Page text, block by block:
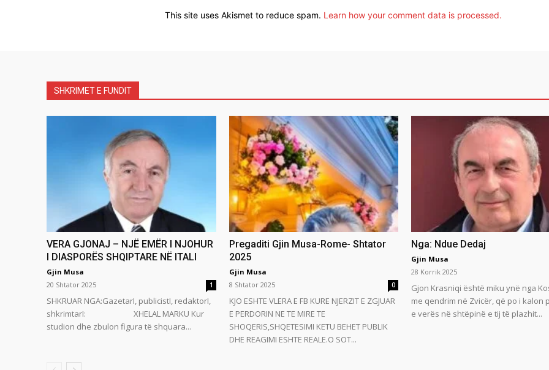
This site uses Akismet to reduce spam. Learn how your comment data is processed.
SHKRIMET E FUNDIT
VERA GJONAJ – NJË EMËR I NJOHUR
I DIASPORËS SHQIPTARE NË ITALI
Gjin Musa
20 Shtator 2025
1
SHKRUAR NGA:GazetarI, publicistI, redaktorI,
shkrimtarI: XHELAL MARKU Kur
studion dhe zbulon figura të shquara...
Pregaditi Gjin Musa-Rome- Shtator
2025
Gjin Musa
8 Shtator 2025
0
KJO ESHTE VLERA E FB KURE NJERZIT E ZGJUAR
E PERDORIN NE TE MIRE TE
SHOQERIS,SHQETESIMI KETU BEHET PUBLIK
DHE REAGIMI ESHTE REALE.O SOT...
Nga: Ndue Dedaj
Gjin Musa
28 Korrik 2025
Gjon Krasniqi është miku ynë nga
me qendrim në Zvicër, që po i kalon
e verës në shtëpinë e tij të plazhit...